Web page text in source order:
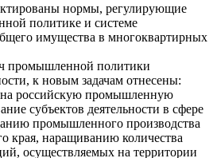
нормы, регулирующие
политике и системе
имущества в многоквартирных
промышленной политики
к новым задачам отнесены:
на российскую промышленную
субъектов деятельности в сфере
промышленного производства
края, наращиванию количества
осуществляемых на территории